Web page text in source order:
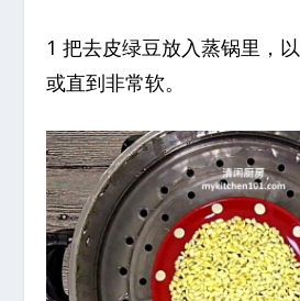
1 把去皮绿豆放入蒸锅里，以
或直到非常软。